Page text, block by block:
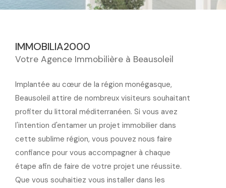
IMMOBILIA2000
Votre Agence Immobilière à Beausoleil
Implantée au cœur de la région monégasque,
Beausoleil attire de nombreux visiteurs souhaitant
profiter du littoral méditerranéen. Si vous avez
l'intention d'entamer un projet immobilier dans
cette sublime région, vous pouvez nous faire
confiance pour vous accompagner à chaque
étape afin de faire de votre projet une réussite.
Que vous souhaitiez vous installer dans les